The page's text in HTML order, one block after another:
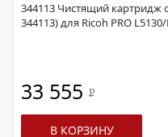
344113 Чистящий картридж
344113) для Ricoh PRO
33 555 Р
В КОРЗИНУ